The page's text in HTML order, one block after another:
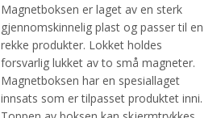
Magnetboksen er laget av en sterk
gjennomskinnelig plast og passer til en
rekke produkter. Lokket holdes
forsvarlig lukket av to små magneter.
Magnetboksen har en spesiallaget
innsats som er tilpasset produktet inni.